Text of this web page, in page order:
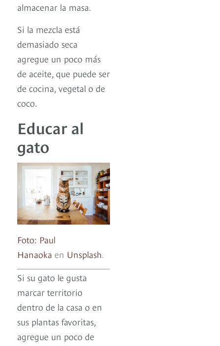
almacenar la masa.
Si la mezcla está
demasiado seca
agregue un poco más
de aceite, que puede ser
de cocina, vegetal o de
coco.
Educar al
gato
Foto: Paul
Hanaoka en Unsplash.
Si su gato le gusta
marcar territorio
dentro de la casa o en
sus plantas favoritas,
agregue un poco de